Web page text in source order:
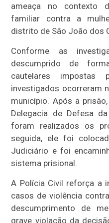
ameaça no contexto
familiar contra a
distrito de São João dos
Conforme as
descumprido de
cautelares
investigados ocorreram
município. Após a
Delegacia de Defesa
foram realizados os
seguida, ele foi
Judiciário e foi
sistema prisional.
A Polícia Civil reforça a
casos de violência
descumprimento de
grave violação da